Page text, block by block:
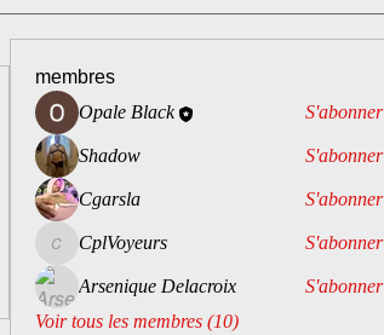
membres
Opale Black
S'abonner
Shadow S'abonner
Cgarsla S'abonner
CplVoyeurs
CplVoyeurs S'abonner
Arsenique Delacroix
S'abonner
Voir tous les membres (10)